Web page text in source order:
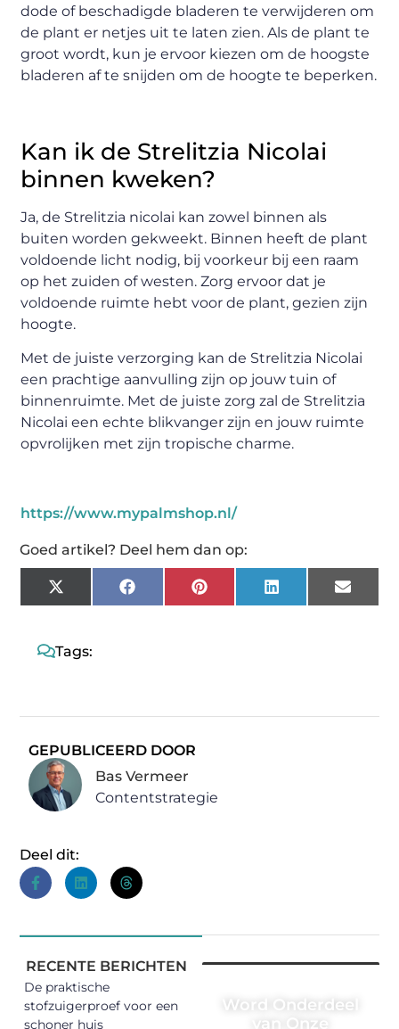
dode of beschadigde bladeren te verwijderen om
de plant er netjes uit te laten zien. Als de plant te
groot wordt, kun je ervoor kiezen om de hoogste
bladeren af te snijden om de hoogte te beperken.
Kan ik de Strelitzia Nicolai
binnen kweken?
Ja, de Strelitzia nicolai kan zowel binnen als
buiten worden gekweekt. Binnen heeft de plant
voldoende licht nodig, bij voorkeur bij een raam
op het zuiden of westen. Zorg ervoor dat je
voldoende ruimte hebt voor de plant, gezien zijn
hoogte.
Met de juiste verzorging kan de Strelitzia Nicolai
een prachtige aanvulling zijn op jouw tuin of
binnenruimte. Met de juiste zorg zal de Strelitzia
Nicolai een echte blikvanger zijn en jouw ruimte
opvrolijken met zijn tropische charme.
https://www.mypalmshop.nl/
Goed artikel? Deel hem dan op:
X
(Twitter)
FacebookPinterestLinkedIn Email
Tags:
GEPUBLICEERD DOOR
Bas Vermeer
Contentstrategie
Deel dit:
RECENTE BERICHTEN
De praktische
stofzuigerproef voor een
schoner huis
Word Onderdeel
van Onze